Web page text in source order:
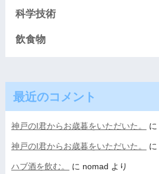
科学技術
飲食物
最近のコメント
神戸のI君からお歳暮をいただいた。 に
神戸のI君からお歳暮をいただいた。 に
ハブ酒を飲む。 に nomad より